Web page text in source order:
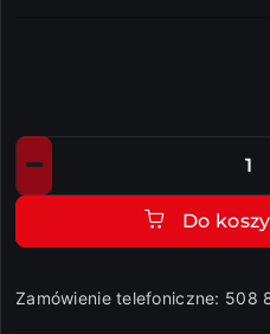
Do
Zamówienie telefoniczne: 508